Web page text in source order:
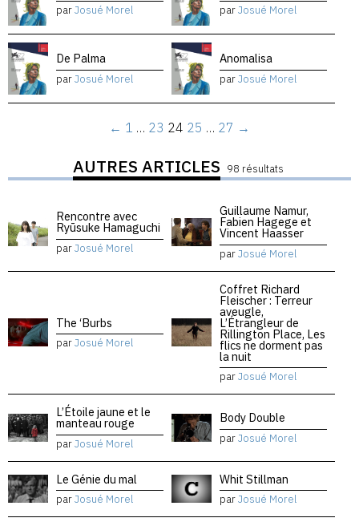
parJosué Morel parJosué Morel
De Palma
parJosué Morel
Anomalisa
parJosué Morel
← 1 … 23 24 25 … 27 →
AUTRES ARTICLES 98 résultats
Rencontre avec
Ryūsuke Hamaguchi
parJosué Morel
Guillaume Namur,
Fabien Hagege et
Vincent Haasser
parJosué Morel
The ‘Burbs
parJosué Morel
Coffret Richard
Fleischer : Terreur
aveugle,
L’Étrangleur de
Rillington Place, Les
flics ne dorment pas
la nuit
parJosué Morel
L’Étoile jaune et le
manteau rouge
parJosué Morel
Body Double
parJosué Morel
Le Génie du mal
parJosué Morel
Whit Stillman
parJosué Morel